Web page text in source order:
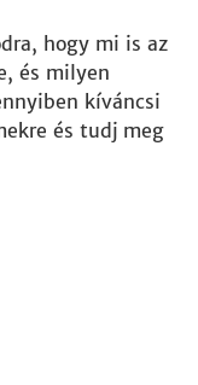
hogy mi is az
és milyen
kíváncsi
és tudj meg